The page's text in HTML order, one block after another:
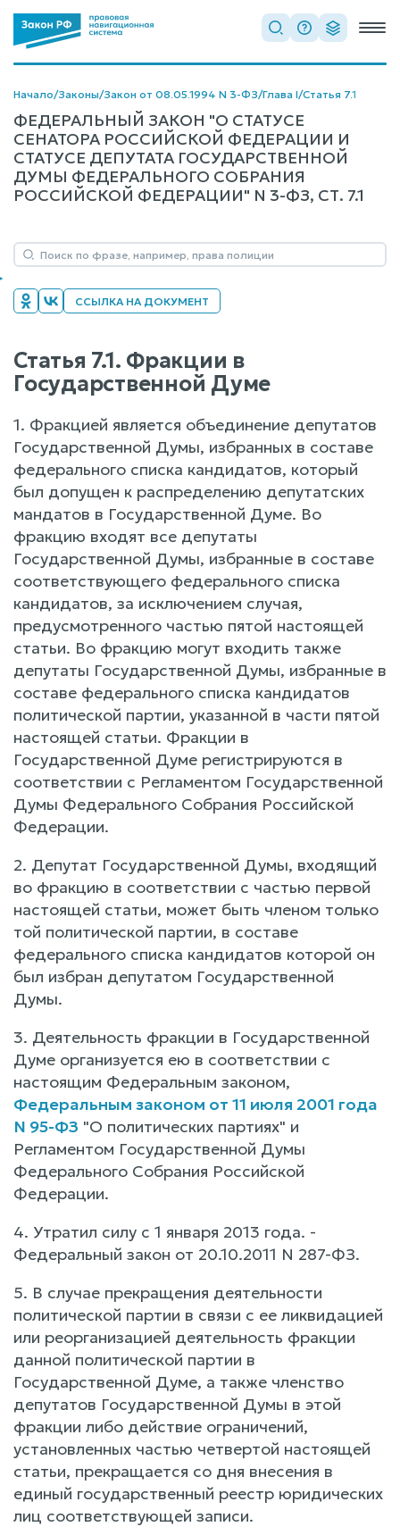
Начало/Законы/Закон от 08.05.1994 N 3-ФЗ/Глава I/Статья 7.1
ФЕДЕРАЛЬНЫЙ ЗАКОН "О СТАТУСЕ
СЕНАТОРА РОССИЙСКОЙ ФЕДЕРАЦИИ И
СТАТУСЕ ДЕПУТАТА ГОСУДАРСТВЕННОЙ
ДУМЫ ФЕДЕРАЛЬНОГО СОБРАНИЯ
РОССИЙСКОЙ ФЕДЕРАЦИИ" N 3-ФЗ, СТ. 7.1
ССЫЛКА НА ДОКУМЕНТ
Статья 7.1. Фракции в
Государственной Думе
1. Фракцией является объединение депутатов
Государственной Думы, избранных в составе
федерального списка кандидатов, который
был допущен к распределению депутатских
мандатов в Государственной Думе. Во
фракцию входят все депутаты
Государственной Думы, избранные в составе
соответствующего федерального списка
кандидатов, за исключением случая,
предусмотренного частью пятой настоящей
статьи. Во фракцию могут входить также
депутаты Государственной Думы, избранные в
составе федерального списка кандидатов
политической партии, указанной в части пятой
настоящей статьи. Фракции в
Государственной Думе регистрируются в
соответствии с Регламентом Государственной
Думы Федерального Собрания Российской
Федерации.
2. Депутат Государственной Думы, входящий
во фракцию в соответствии с частью первой
настоящей статьи, может быть членом только
той политической партии, в составе
федерального списка кандидатов которой он
был избран депутатом Государственной
Думы.
3. Деятельность фракции в Государственной
Думе организуется ею в соответствии с
настоящим Федеральным законом,
Федеральным законом от 11 июля 2001 года
N 95-ФЗ "О политических партиях" и
Регламентом Государственной Думы
Федерального Собрания Российской
Федерации.
4. Утратил силу с 1 января 2013 года. -
Федеральный закон от 20.10.2011 N 287-ФЗ.
5. В случае прекращения деятельности
политической партии в связи с ее ликвидацией
или реорганизацией деятельность фракции
данной политической партии в
Государственной Думе, а также членство
депутатов Государственной Думы в этой
фракции либо действие ограничений,
установленных частью четвертой настоящей
статьи, прекращается со дня внесения в
единый государственный реестр юридических
лиц соответствующей записи.